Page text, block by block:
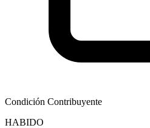
Condición Contribuyente
HABIDO